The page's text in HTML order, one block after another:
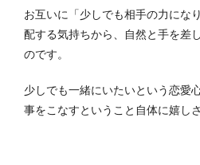
お互いに「少しでも相手の力にな
配する気持ちから、自然と手を差
のです。
少しでも一緒にいたいという恋愛
事をこなすということ自体に嬉し